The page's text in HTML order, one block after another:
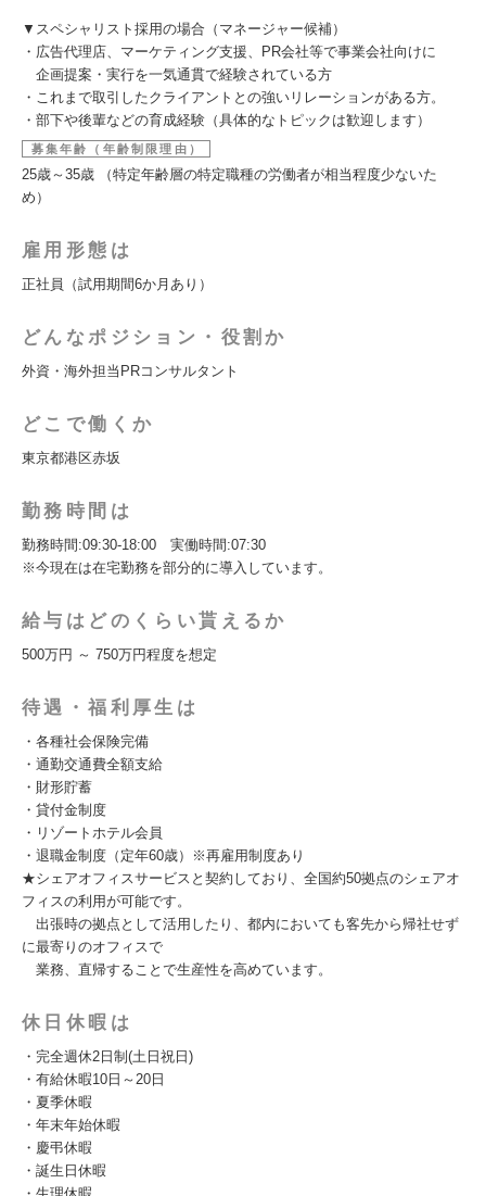
▼スペシャリスト採用の場合（マネージャー候補）
・広告代理店、マーケティング支援、PR会社等で事業会社向けに
企画提案・実行を一気通貫で経験されている方
・これまで取引したクライアントとの強いリレーションがある方。
・部下や後輩などの育成経験（具体的なトピックは歓迎します）
募集年齢（年齢制限理由）
25歳～35歳 （特定年齢層の特定職種の労働者が相当程度少ないた
め）
雇用形態は
正社員（試用期間6か月あり）
どんなポジション・役割か
外資・海外担当PRコンサルタント
どこで働くか
東京都港区赤坂
勤務時間は
勤務時間:09:30-18:00 実働時間:07:30
※今現在は在宅勤務を部分的に導入しています。
給与はどのくらい貰えるか
500万円 ～ 750万円程度を想定
待遇・福利厚生は
・各種社会保険完備
・通勤交通費全額支給
・財形貯蓄
・貸付金制度
・リゾートホテル会員
・退職金制度（定年60歳）※再雇用制度あり
★シェアオフィスサービスと契約しており、全国約50拠点のシェアオ
フィスの利用が可能です。
出張時の拠点として活用したり、都内においても客先から帰社せず
に最寄りのオフィスで
業務、直帰することで生産性を高めています。
休日休暇は
・完全週休2日制(土日祝日)
・有給休暇10日～20日
・夏季休暇
・年末年始休暇
・慶弔休暇
・誕生日休暇